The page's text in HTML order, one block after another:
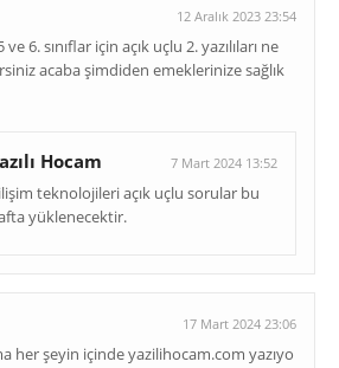
12 Aralık 2023 23:54
6. sınıflar için açık uçlu 2. yazılıları ne
acaba şimdiden emeklerinize sağlık
Hocam 7 Mart 2024 13:52
teknolojileri açık uçlu sorular bu
yüklenecektir.
17 Mart 2024 23:06
her şeyin içinde yazilihocam.com yazıyo